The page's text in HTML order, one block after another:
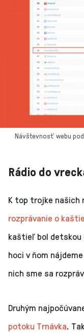
Návštevnosť webu
Rádio do
K top trojke našich
rozprávanie o
kaštieľ bol detskou
hoci v ňom
nich sme sa
Druhým
potoku Trnávka.